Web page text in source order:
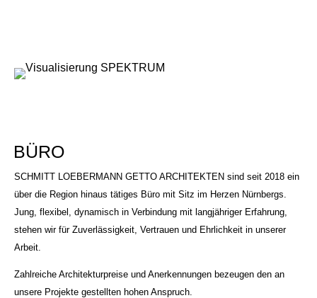
BÜRO
SCHMITT LOEBERMANN GETTO ARCHITEKTEN sind seit 2018 ein
über die Region hinaus tätiges Büro mit Sitz im Herzen Nürnbergs.
Jung, flexibel, dynamisch in Verbindung mit langjähriger Erfahrung,
stehen wir für Zuverlässigkeit, Vertrauen und Ehrlichkeit in unserer
Arbeit.
Zahlreiche Architekturpreise und Anerkennungen bezeugen den an
unsere Projekte gestellten hohen Anspruch.